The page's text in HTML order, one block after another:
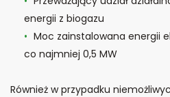
energii z biogazu
Moc zainstalowana energii
co najmniej 0,5 MW
Również w przypadku